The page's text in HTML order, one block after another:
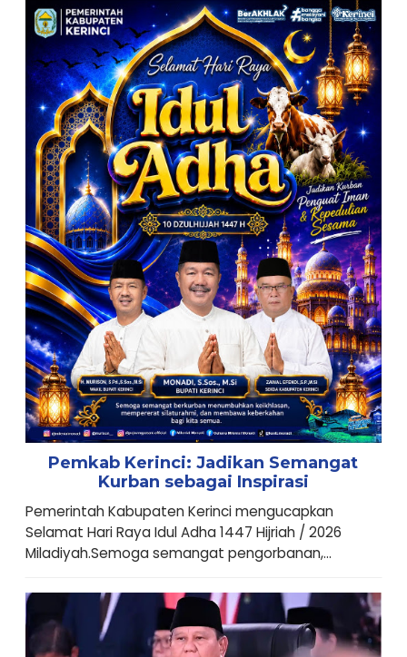
Pemkab Kerinci: Jadikan Semangat
Kurban sebagai Inspirasi
Pemerintah Kabupaten Kerinci mengucapkan
Selamat Hari Raya Idul Adha 1447 Hijriah / 2026
Miladiyah.Semoga semangat pengorbanan,...